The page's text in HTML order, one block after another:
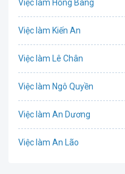
Việc làm Hồng Bàng
Việc làm Kiến An
Việc làm Lê Chân
Việc làm Ngô Quyền
Việc làm An Dương
Việc làm An Lão